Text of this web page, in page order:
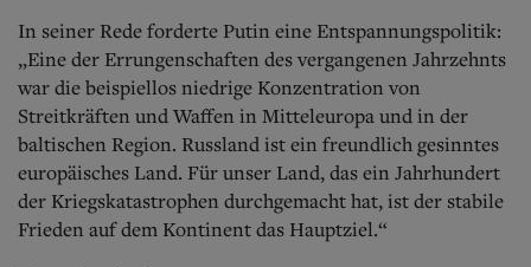
In seiner Rede forderte Putin eine Entspannungspolitik:
„Eine der Errungenschaften des vergangenen Jahrzehnts
war die beispiellos niedrige Konzentration von
Streitkräften und Waffen in Mitteleuropa und in der
baltischen Region. Russland ist ein freundlich gesinntes
europäisches Land. Für unser Land, das ein Jahrhundert
der Kriegskatastrophen durchgemacht hat, ist der stabile
Frieden auf dem Kontinent das Hauptziel.“